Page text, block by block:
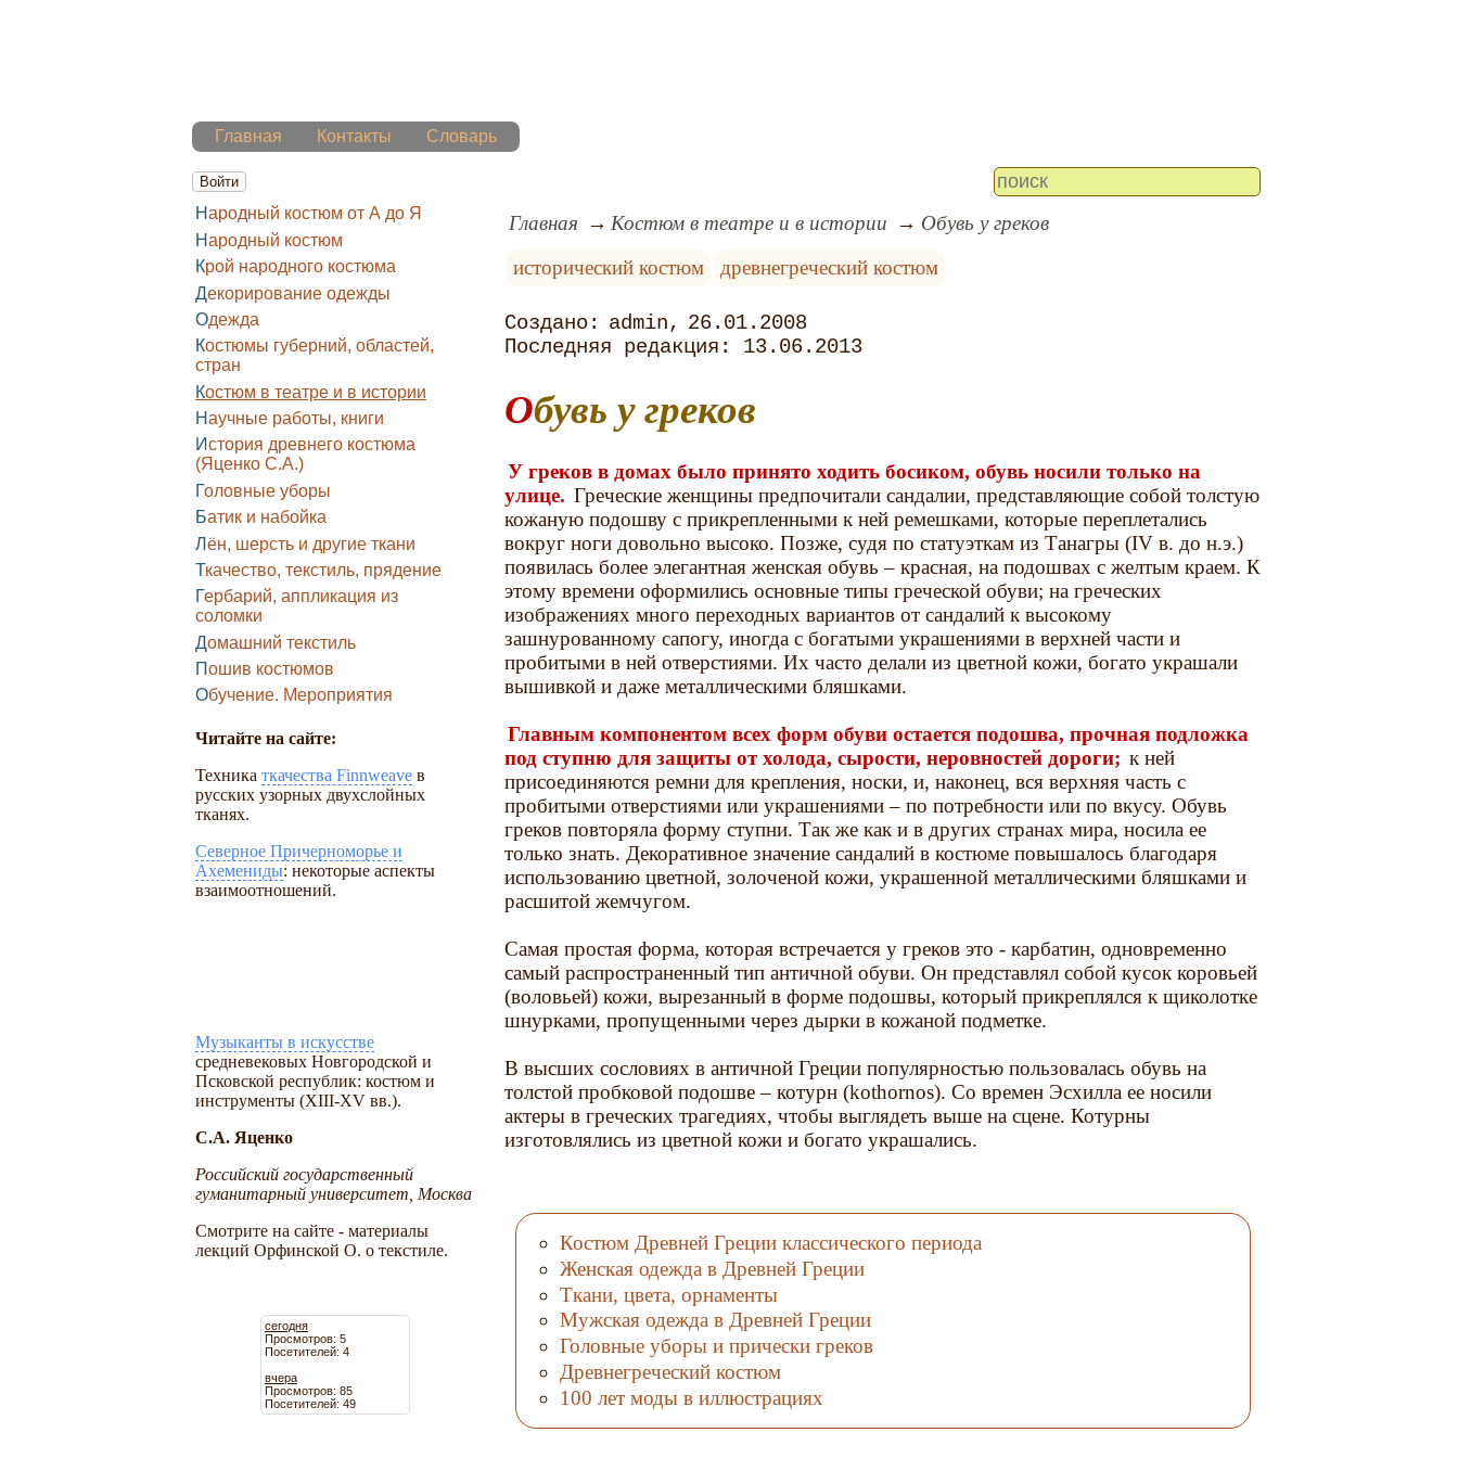
Главная Контакты Словарь
Войти
Народный костюм от А до Я
Народный костюм
Крой народного костюма
Декорирование одежды
Одежда
Костюмы губерний, областей,
стран
Костюм в театре и в истории
Научные работы, книги
История древнего костюма
(Яценко С.А.)
Головные уборы
Батик и набойка
Лён, шерсть и другие ткани
Ткачество, текстиль, прядение
Гербарий, аппликация из
соломки
Домашний текстиль
Пошив костюмов
Обучение. Мероприятия
Читайте на сайте:
Техника ткачества Finnweave в
русских узорных двухслойных
тканях.
Северное Причерноморье и
Ахемениды: некоторые аспекты
взаимоотношений.
Музыканты в искусстве
средневековых Новгородской и
Псковской республик: костюм и
инструменты (XIII-XV вв.).
С.А. Яценко
Российский государственный
гуманитарный университет, Москва
Смотрите на сайте - материалы
лекций Орфинской О. о текстиле.
сегодня
Просмотров: 5
Посетителей: 4
вчера
Просмотров: 85
Посетителей: 49
Главная Костюм в театре и в истории
Обувь у греков
исторический костюм
древнегреческий костюм
admin
26.01.2008
13.06.2013
Обувь у греков
У греков в домах было принято ходить босиком, обувь носили только на
улице. Греческие женщины предпочитали сандалии, представляющие собой толстую
кожаную подошву с прикрепленными к ней ремешками, которые переплетались
вокруг ноги довольно высоко. Позже, судя по статуэткам из Танагры (IV в. до н.э.)
появилась более элегантная женская обувь – красная, на подошвах с желтым краем. К
этому времени оформились основные типы греческой обуви; на греческих
изображениях много переходных вариантов от сандалий к высокому
зашнурованному сапогу, иногда с богатыми украшениями в верхней части и
пробитыми в ней отверстиями. Их часто делали из цветной кожи, богато украшали
вышивкой и даже металлическими бляшками.
Главным компонентом всех форм обуви остается подошва, прочная подложка
под ступню для защиты от холода, сырости, неровностей дороги; к ней
присоединяются ремни для крепления, носки, и, наконец, вся верхняя часть с
пробитыми отверстиями или украшениями – по потребности или по вкусу. Обувь
греков повторяла форму ступни. Так же как и в других странах мира, носила ее
только знать. Декоративное значение сандалий в костюме повышалось благодаря
использованию цветной, золоченой кожи, украшенной металлическими бляшками и
расшитой жемчугом.
Самая простая форма, которая встречается у греков это - карбатин, одновременно
самый распространенный тип античной обуви. Он представлял собой кусок коровьей
(воловьей) кожи, вырезанный в форме подошвы, который прикреплялся к щиколотке
шнурками, пропущенными через дырки в кожаной подметке.
В высших сословиях в античной Греции популярностью пользовалась обувь на
толстой пробковой подошве – котурн (kothornos). Со времен Эсхилла ее носили
актеры в греческих трагедиях, чтобы выглядеть выше на сцене. Котурны
изготовлялись из цветной кожи и богато украшались.
Костюм Древней Греции классического периода
Женская одежда в Древней Греции
Ткани, цвета, орнаменты
Мужская одежда в Древней Греции
Головные уборы и прически греков
Древнегреческий костюм
100 лет моды в иллюстрациях